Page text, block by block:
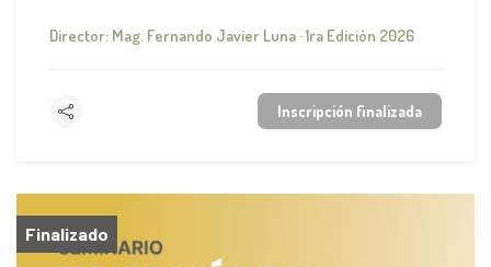
Director: Mag. Fernando Javier Luna · 1ra Edición 2026
Inscripción finalizada
Finalizado